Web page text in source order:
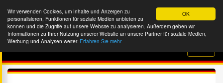
OK
Wir verwenden Cookies, um Inhalte und Anzeigen zu
personalisieren, Funktionen für soziale Medien anbieten zu
können und die Zugriffe auf unsere Website zu analysieren. Außerdem geben wir
Informationen zu Ihrer Nutzung unserer Website an unsere Partner für soziale Medien,
Werbung und Analysen weiter. Erfahren Sie mehr
Website-Überprüfung